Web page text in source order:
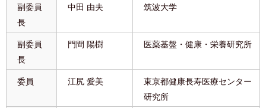
副委員
長
中田 由夫 筑波大学
副委員
長
門間 陽樹 医薬基盤・健康・栄養研究所
委員 江尻 愛美
東京都健康長寿医療センター
研究所